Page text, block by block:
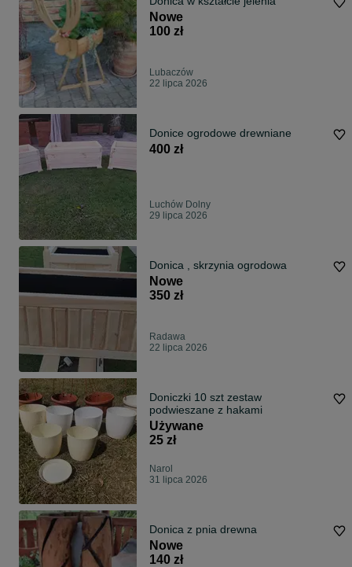
Nowe
100 zł
Lubaczów
22 lipca 2026
Donice ogrodowe drewniane
400 zł
Luchów Dolny
29 lipca 2026
Donica , skrzynia ogrodowa
Nowe
350 zł
Radawa
22 lipca 2026
Doniczki 10 szt zestaw
podwieszane z hakami
Używane
25 zł
Narol
31 lipca 2026
Donica z pnia drewna
Nowe
140 zł